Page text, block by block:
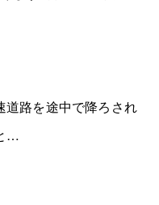
道路を途中で降ろされ
…